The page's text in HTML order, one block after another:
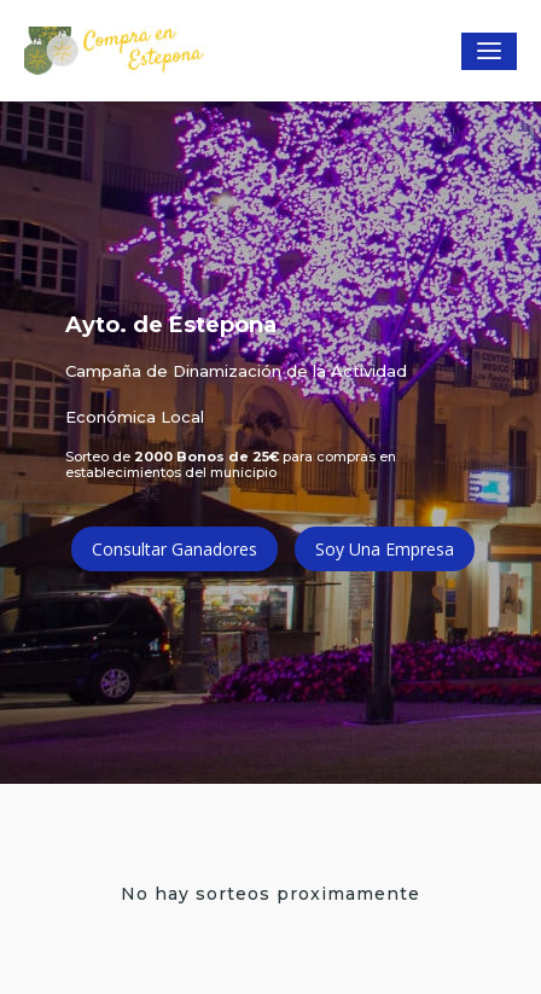
Ayto. de Estepona
Campaña de Dinamización de la Actividad
Económica Local
Sorteo de 2000 Bonos de 25€para compras en
establecimientos del municipio
Consultar Ganadores Soy Una Empresa
No hay sorteos proximamente